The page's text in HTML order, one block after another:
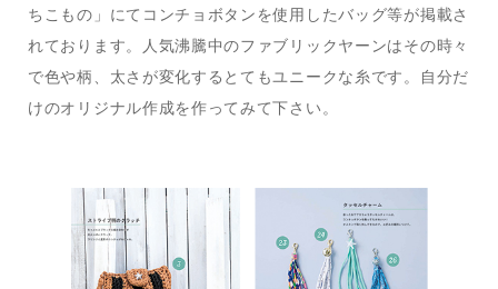
ちこもの」にてコンチョボタンを使用したバッグ等が掲載さ
れております。人気沸騰中のファブリックヤーンはその時々
で色や柄、太さが変化するとてもユニークな糸です。自分だ
けのオリジナル作成を作ってみて下さい。